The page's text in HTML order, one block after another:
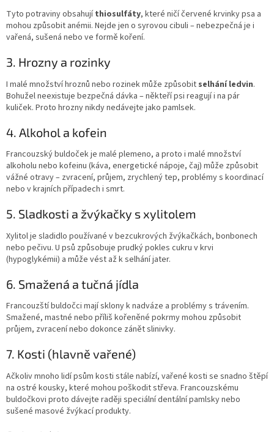
Tyto potraviny obsahujíthiosulfáty, které ničí červené krvinky psa a
mohou způsobit anémii. Nejde jen o syrovou cibuli – nebezpečná je i
vařená, sušená nebo ve formě koření.
3. Hrozny a rozinky
I malé množství hroznů nebo rozinek může způsobit selhání ledvin.
Bohužel neexistuje bezpečná dávka – někteří psi reagují i na pár
kuliček. Proto hrozny nikdy nedávejte jako pamlsek.
4. Alkohol a kofein
Francouzský buldoček je malé plemeno, a proto i malé množství
alkoholu nebo kofeinu (káva, energetické nápoje, čaj) může způsobit
vážné otravy – zvracení, průjem, zrychlený tep, problémy s koordinací
nebo v krajních případech i smrt.
5. Sladkosti a žvýkačky s xylitolem
Xylitol je sladidlo používané v bezcukrových žvýkačkách, bonbonech
nebo pečivu. U psů způsobuje prudký pokles cukru v krvi
(hypoglykémii) a může vést až k selhání jater.
6. Smažená a tučná jídla
Francouzští buldočci mají sklony k nadváze a problémy s trávením.
Smažené, mastné nebo příliš kořeněné pokrmy mohou způsobit
průjem, zvracení nebo dokonce zánět slinivky.
7. Kosti (hlavně vařené)
Ačkoliv mnoho lidí psům kosti stále nabízí, vařené kosti se snadno štěpí
na ostré kousky, které mohou poškodit střeva. Francouzskému
buldočkovi proto dávejte raději speciální dentální pamlsky nebo
sušené masové žvýkací produkty.